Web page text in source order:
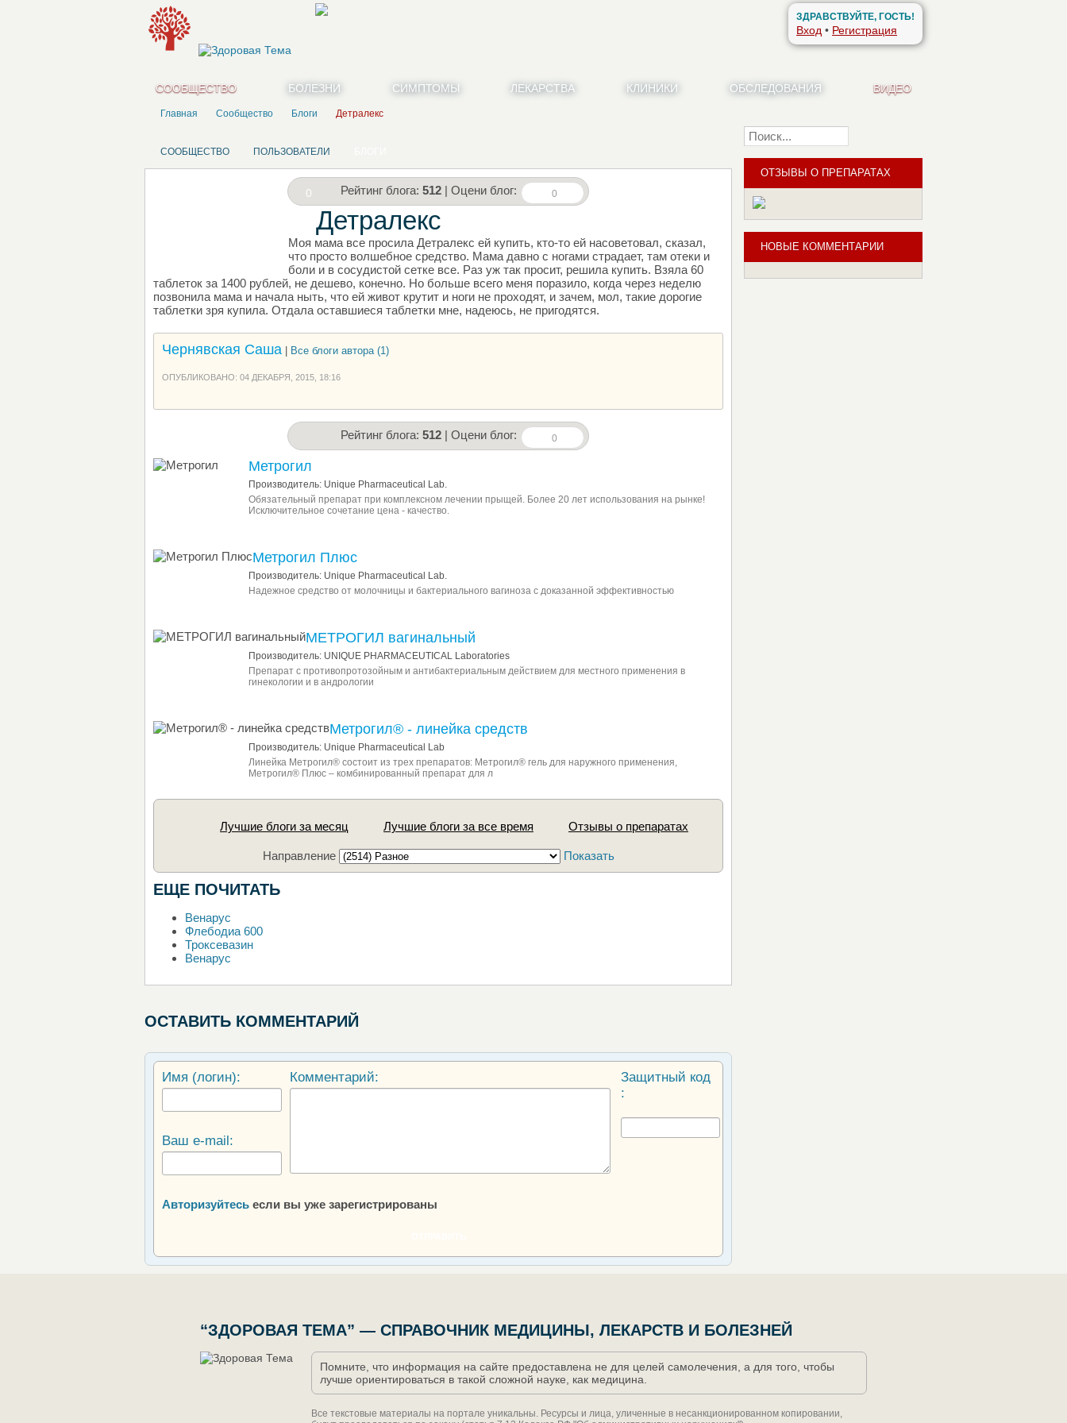
ЗДРАВСТВУЙТЕ, ГОСТЬ!
Вход • Регистрация
СООБЩЕСТВО БОЛЕЗНИ СИМПТОМЫ ЛЕКАРСТВА КЛИНИКИ ОБСЛЕДОВАНИЯ ВИДЕО
Главная Сообщество Блоги Детралекс
СООБЩЕСТВО ПОЛЬЗОВАТЕЛИ
0 Рейтинг блога: 512 | Оцени блог: 0
Детралекс
Моя мама все просила Детралекс ей купить, кто-то ей насоветовал, сказал,
что просто волшебное средство. Мама давно с ногами страдает, там отеки и
боли и в сосудистой сетке все. Раз уж так просит, решила купить. Взяла 60
таблеток за 1400 рублей, не дешево, конечно. Но больше всего меня поразило, когда через неделю
позвонила мама и начала ныть, что ей живот крутит и ноги не проходят, и зачем, мол, такие дорогие
таблетки зря купила. Отдала оставшиеся таблетки мне, надеюсь, не пригодятся.
Чернявская Саша Все блоги автора (1)
ОПУБЛИКОВАНО: 04 ДЕКАБРЯ, 2015, 18:16
Рейтинг блога: 512 | Оцени блог: 0
Метрогил
Производитель: Unique Pharmaceutical Lab.
Обязательный препарат при комплексном лечении прыщей. Более 20 лет использования на рынке!
Исключительное сочетание цена - качество.
Метрогил Плюс
Производитель: Unique Pharmaceutical Lab.
Надежное средство от молочницы и бактериального вагиноза с доказанной эффективностью
МЕТРОГИЛ вагинальный
Производитель: UNIQUE PHARMACEUTICAL Laboratories
Препарат с противопротозойным и антибактериальным действием для местного применения в
гинекологии и в андрологии
Метрогил® - линейка средств
Производитель: Unique Pharmaceutical Lab
Линейка Метрогил® состоит из трех препаратов: Метрогил® гель для наружного применения,
Метрогил® Плюс – комбинированный препарат для л
Лучшие блоги за месяц Лучшие блоги за все время Отзывы о препаратах
Направление Показать
ЕЩЕ ПОЧИТАТЬ
Венарус
Флебодиа 600
Троксевазин
Венарус
ОСТАВИТЬ КОММЕНТАРИЙ
Имя (логин):
Ваш e-mail:
Комментарий:
Защитный код
:
Авторизуйтесь если вы уже зарегистрированы
ОТЗЫВЫ О ПРЕПАРАТАХ
НОВЫЕ КОММЕНТАРИИ
“ЗДОРОВАЯ ТЕМА” — СПРАВОЧНИК МЕДИЦИНЫ, ЛЕКАРСТВ И БОЛЕЗНЕЙ
Помните, что информация на сайте предоставлена не для целей самолечения, а для того, чтобы
лучше ориентироваться в такой сложной науке, как медицина.
Все текстовые материалы на портале уникальны. Ресурсы и лица, уличенные в несанкционированном копировании,